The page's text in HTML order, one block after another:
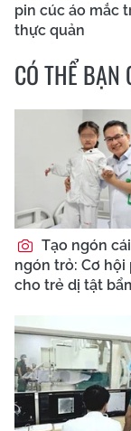
pin cúc áo mắc
thực quản
CÓ THỂ BẠN
Tạo ngón
ngón trỏ: Cơ hội
cho trẻ dị tật